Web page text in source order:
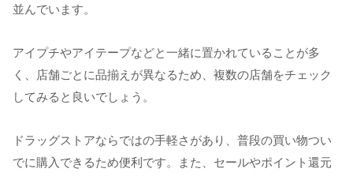
並んでいます。
アイプチやアイテープなどと一緒に置かれていることが多
く、店舗ごとに品揃えが異なるため、複数の店舗をチェック
してみると良いでしょう。
ドラッグストアならではの手軽さがあり、普段の買い物つい
でに購入できるため便利です。また、セールやポイント還元